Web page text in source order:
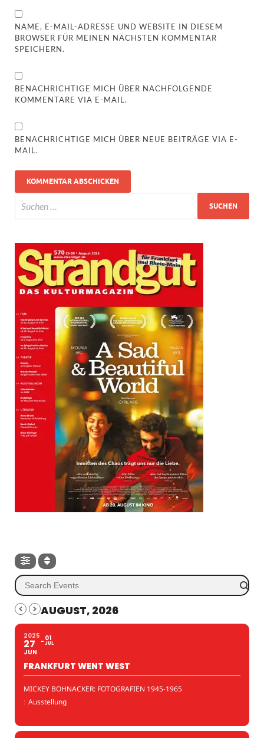
NAME, E-MAIL-ADRESSE UND WEBSITE IN DIESEM
BROWSER FÜR MEINEN NÄCHSTEN KOMMENTAR
SPEICHERN.
BENACHRICHTIGE MICH ÜBER NACHFOLGENDE
KOMMENTARE VIA E-MAIL.
BENACHRICHTIGE MICH ÜBER NEUE BEITRÄGE VIA E-
MAIL.
AUGUST, 2026
2025
27
JUN
01
JUL
FRANKFURT WENT WEST
MICKEY BOHNACKER: FOTOGRAFIEN 1945-1965
: Ausstellung